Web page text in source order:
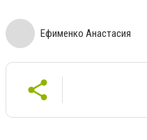
Ефименко Анастасия